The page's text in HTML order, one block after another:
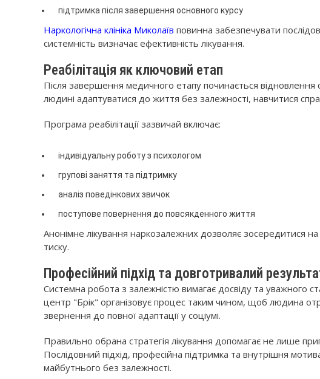
підтримка після завершення основного курсу
Наркологічна клініка Миколаїв повинна забезпечувати
системність визначає ефективність лікування.
Реабілітація як ключовий етап
Після завершення медичного етапу починається відновлення
людині адаптуватися до життя без залежності, навчитися
Програма реабілітації зазвичай включає:
індивідуальну роботу з психологом
групові заняття та підтримку
аналіз поведінкових звичок
поступове повернення до повсякденного життя
Анонімне лікування наркозалежних дозволяє зосередитися
тиску.
Професійний підхід та довготривалий
Системна робота з залежністю вимагає досвіду та уважного
центр "Брік" організовує процес таким чином, щоб людина
звернення до повної адаптації у соціумі.
Правильно обрана стратегія лікування допомагає не лише
Послідовний підхід, професійна підтримка та внутрішня
майбутнього без залежності.